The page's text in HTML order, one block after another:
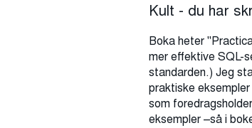
Kult - du har
Boka heter
mer effektive SQL-
standarden.) Jeg
praktiske
som
eksempler –så i